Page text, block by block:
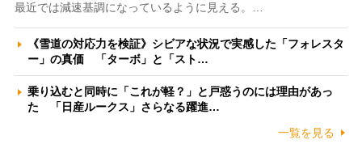
最近では減速基調になっているように見える。…
《雪道の対応力を検証》シビアな状況で実感した「フォレスタ
ー」の真価 「ターボ」と「スト…
乗り込むと同時に「これが軽？」と戸惑うのには理由があっ
た 「日産ルークス」さらなる躍進…
一覧を見る